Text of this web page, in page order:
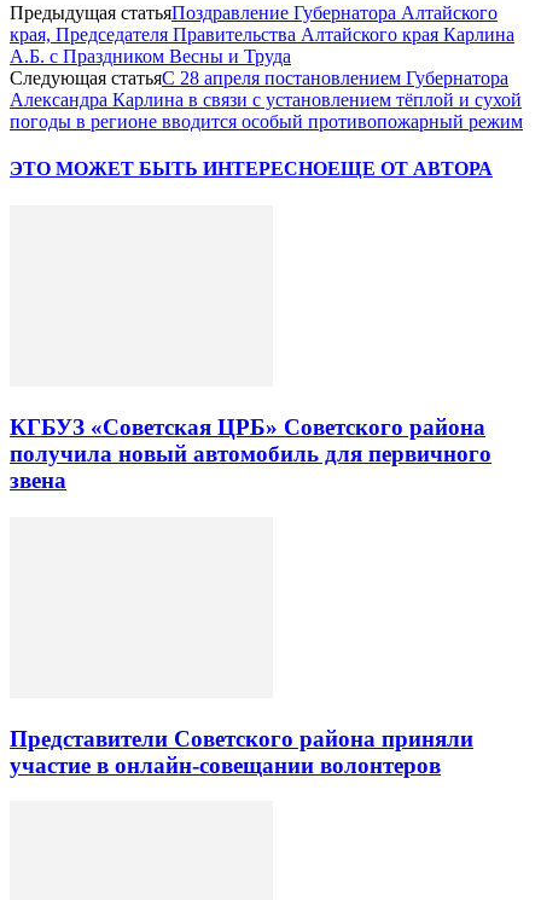
Предыдущая статьяПоздравление Губернатора Алтайского
края, Председателя Правительства Алтайского края Карлина
А.Б. с Праздником Весны и Труда
Следующая статьяС 28 апреля постановлением Губернатора
Александра Карлина в связи с установлением тёплой и сухой
погоды в регионе вводится особый противопожарный режим
ЭТО МОЖЕТ БЫТЬ ИНТЕРЕСНОЕЩЕ ОТ АВТОРА
КГБУЗ «Советская ЦРБ» Советского района
получила новый автомобиль для первичного
звена
Представители Советского района приняли
участие в онлайн-совещании волонтеров